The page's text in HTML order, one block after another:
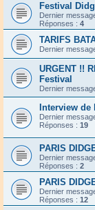
Festival
Dernier
Réponses : 4
TARIFS
Dernier
URGENT !!
Festival
Dernier
Interview de
Dernier
Réponses : 19
PARIS
Dernier
Réponses : 2
PARIS
Dernier
Réponses : 12